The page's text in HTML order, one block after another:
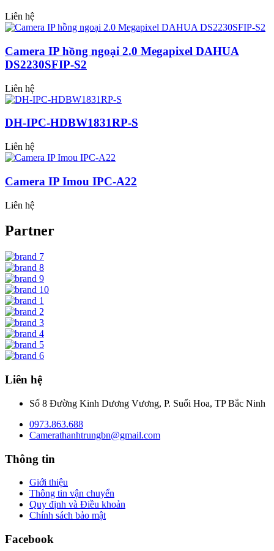
Liên hệ
Camera IP hồng ngoại 2.0 Megapixel DAHUA
DS2230SFIP-S2
Liên hệ
DH-IPC-HDBW1831RP-S
Liên hệ
Camera IP Imou IPC-A22
Liên hệ
Partner
Liên hệ
Số 8 Đường Kinh Dương Vương, P. Suối Hoa, TP Bắc Ninh
0973.863.688
Camerathanhtrungbn@gmail.com
Thông tin
Giới thiệu
Thông tin vận chuyển
Quy định và Điều khoản
Chính sách bảo mật
Facebook